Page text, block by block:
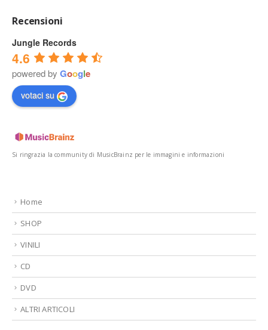
Recensioni
Jungle Records
4.6
powered by Google
votaci su
Si ringrazia la community di MusicBrainz per le immagini e informazioni
Home
SHOP
VINILI
CD
DVD
ALTRI ARTICOLI